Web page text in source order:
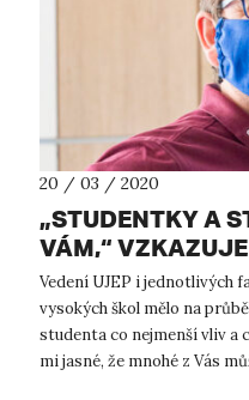
20 / 03 / 2020
„STUDENTKY A
VÁM,“
Vedení UJEP i jednotlivých
vysokých škol mělo na
studenta co nejmenší vliv a
mi jasné, že mnohé z Vás